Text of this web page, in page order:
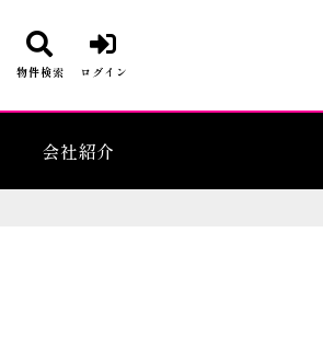
物件検索 ログイン
会社紹介